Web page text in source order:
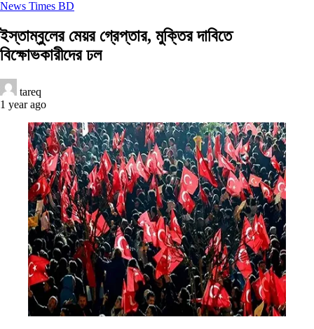
News Times BD
ইস্তাম্বুলের মেয়র গ্রেপ্তার, মুক্তির দাবিতে
বিক্ষোভকারীদের ঢল
tareq
1 year ago